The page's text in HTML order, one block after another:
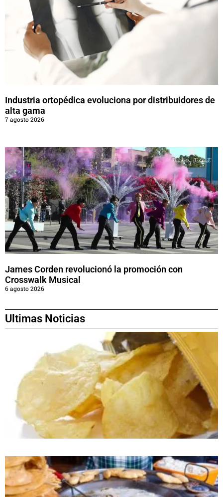
Industria ortopédica evoluciona por distribuidores de
alta gama
7 agosto 2026
James Corden revolucionó la promoción con
Crosswalk Musical
6 agosto 2026
Ultimas Noticias